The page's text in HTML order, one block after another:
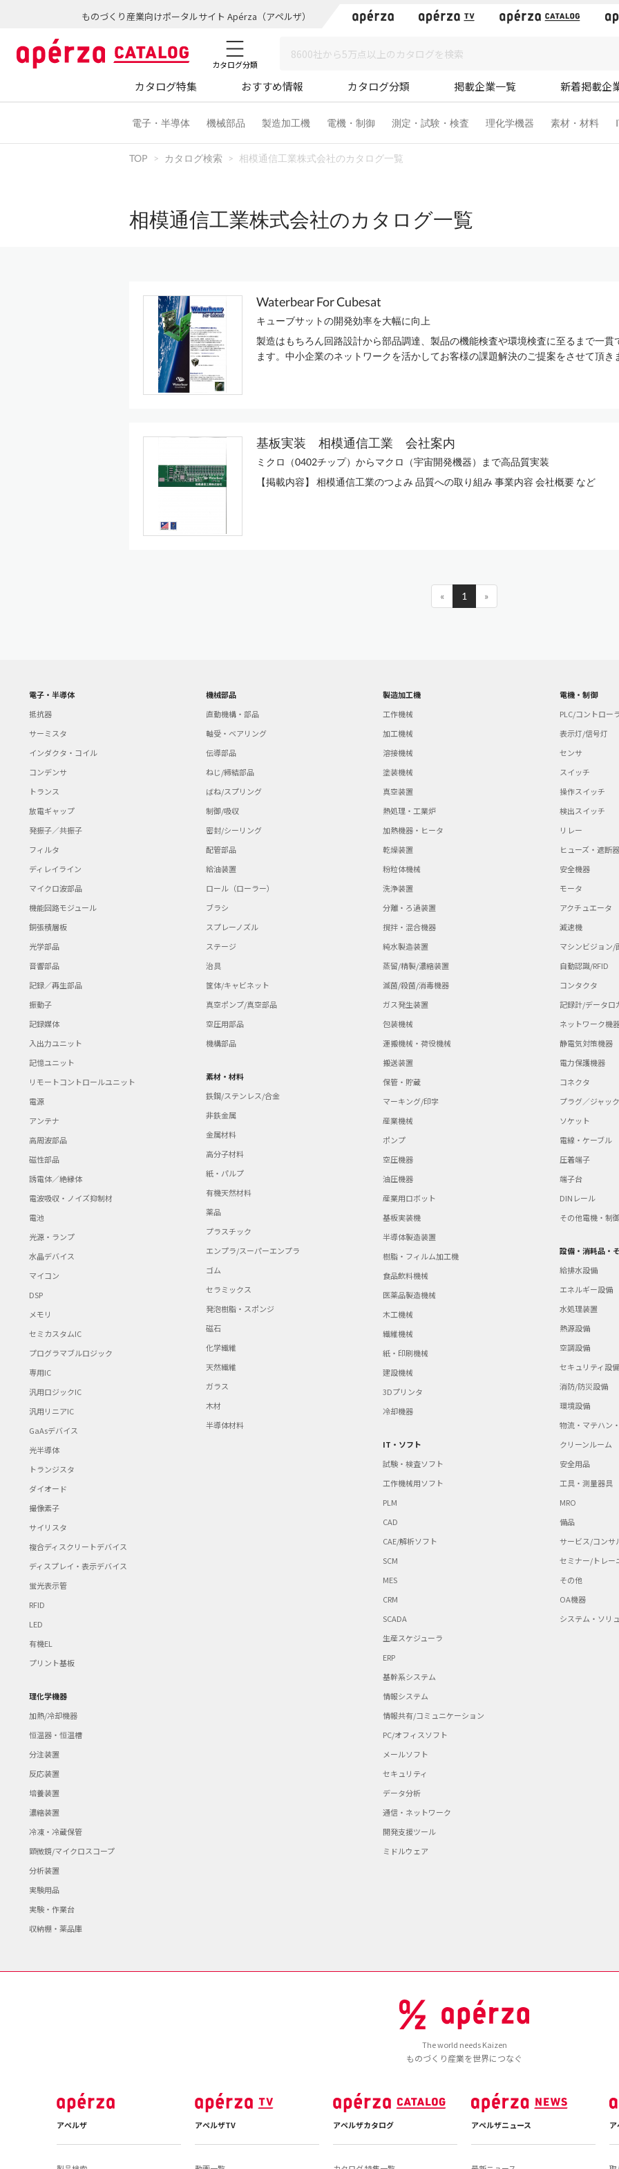
ものづくり産業向けポータルサイト Apérza（アペルザ）
カタログ分類
カタログ特集 おすすめ情報 カタログ分類 掲載企業一覧 新着掲載企
電子・半導体 機械部品 製造加工機 電機・制御 測定・試験・検査 理化学機器 素材・材料
TOP カタログ検索 相模通信工業株式会社のカタログ一覧
相模通信工業株式会社のカタログ一覧
Waterbear For Cubesat
キューブサットの開発効率を大幅に向上
製造はもちろん回路設計から部品調達、製品の機能検査や環境検査に至るまで一貫
ます。中小企業のネットワークを活かしてお客様の課題解決のご提案をさせて頂き
基板実装 相模通信工業 会社案内
ミクロ（0402チップ）からマクロ（宇宙開発機器）まで高品質実装
【掲載内容】 相模通信工業のつよみ 品質への取り組み 事業内容 会社概要 など
« 1 »
電子・半導体
抵抗器
サーミスタ
インダクタ・コイル
コンデンサ
トランス
放電ギャップ
発振子／共振子
フィルタ
ディレイライン
マイクロ波部品
機能回路モジュール
銅張積層板
光学部品
音響部品
記録／再生部品
振動子
記録媒体
入出力ユニット
記憶ユニット
リモートコントロールユニット
電源
アンテナ
高周波部品
磁性部品
誘電体／絶縁体
電波吸収・ノイズ抑制材
電池
光源・ランプ
水晶デバイス
マイコン
DSP
メモリ
セミカスタムIC
プログラマブルロジック
専用IC
汎用ロジックIC
汎用リニアIC
GaAsデバイス
光半導体
トランジスタ
ダイオード
撮像素子
サイリスタ
複合ディスクリートデバイス
ディスプレイ・表示デバイス
蛍光表示管
RFID
LED
有機EL
プリント基板
理化学機器
加熱/冷却機器
恒温器・恒温槽
分注装置
反応装置
培養装置
濃縮装置
冷凍・冷蔵保管
顕微鏡/マイクロスコープ
分析装置
実験用品
実験・作業台
収納棚・薬品庫
機械部品
直動機構・部品
軸受・ベアリング
伝導部品
ねじ/締結部品
ばね/スプリング
制御/吸収
密封/シーリング
配管部品
給油装置
ロール（ローラー）
ブラシ
スプレーノズル
ステージ
治具
筐体/キャビネット
真空ポンプ/真空部品
空圧用部品
機構部品
素材・材料
鉄鋼/ステンレス/合金
非鉄金属
金属材料
高分子材料
紙・パルプ
有機天然材料
薬品
プラスチック
エンプラ/スーパーエンプラ
ゴム
セラミックス
発泡樹脂・スポンジ
磁石
化学繊維
天然繊維
ガラス
木材
半導体材料
製造加工機
工作機械
加工機械
溶接機械
塗装機械
真空装置
熱処理・工業炉
加熱機器・ヒータ
乾燥装置
粉粒体機械
洗浄装置
分離・ろ過装置
撹拌・混合機器
純水製造装置
蒸留/精製/濃縮装置
滅菌/殺菌/消毒機器
ガス発生装置
包装機械
運搬機械・荷役機械
搬送装置
保管・貯蔵
マーキング/印字
産業機械
ポンプ
空圧機器
油圧機器
産業用ロボット
基板実装機
半導体製造装置
樹脂・フィルム加工機
食品飲料機械
医薬品製造機械
木工機械
繊維機械
紙・印刷機械
建設機械
3Dプリンタ
冷却機器
IT・ソフト
試験・検査ソフト
工作機械用ソフト
PLM
CAD
CAE/解析ソフト
SCM
MES
CRM
SCADA
生産スケジューラ
ERP
基幹系システム
情報システム
情報共有/コミュニケーション
PC/オフィスソフト
メールソフト
セキュリティ
データ分析
通信・ネットワーク
開発支援ツール
ミドルウェア
電機・制御
PLC/コントロー
表示灯/信号灯
センサ
スイッチ
操作スイッチ
検出スイッチ
リレー
ヒューズ・遮断器
安全機器
モータ
アクチュエータ
減速機
マシンビジョン/
自動認識/RFID
コンタクタ
記録計/データロ
ネットワーク機
静電気対策機器
電力保護機器
コネクタ
プラグ／ジャック
ソケット
電線・ケーブル
圧着端子
端子台
DINレール
その他電機・制御
設備・消耗品・
給排水設備
エネルギー設備
水処理装置
熱源設備
空調設備
セキュリティ設備
消防/防災設備
環境設備
物流・マテハン
クリーンルーム
安全用品
工具・測量器具
MRO
備品
サービス/コンサ
セミナー/トレー
その他
OA機器
システム・ソリ
The world needs Kaizen
ものづくり産業を世界につなぐ
アペルザ アペルザTV アペルザカタログ アペルザニュース